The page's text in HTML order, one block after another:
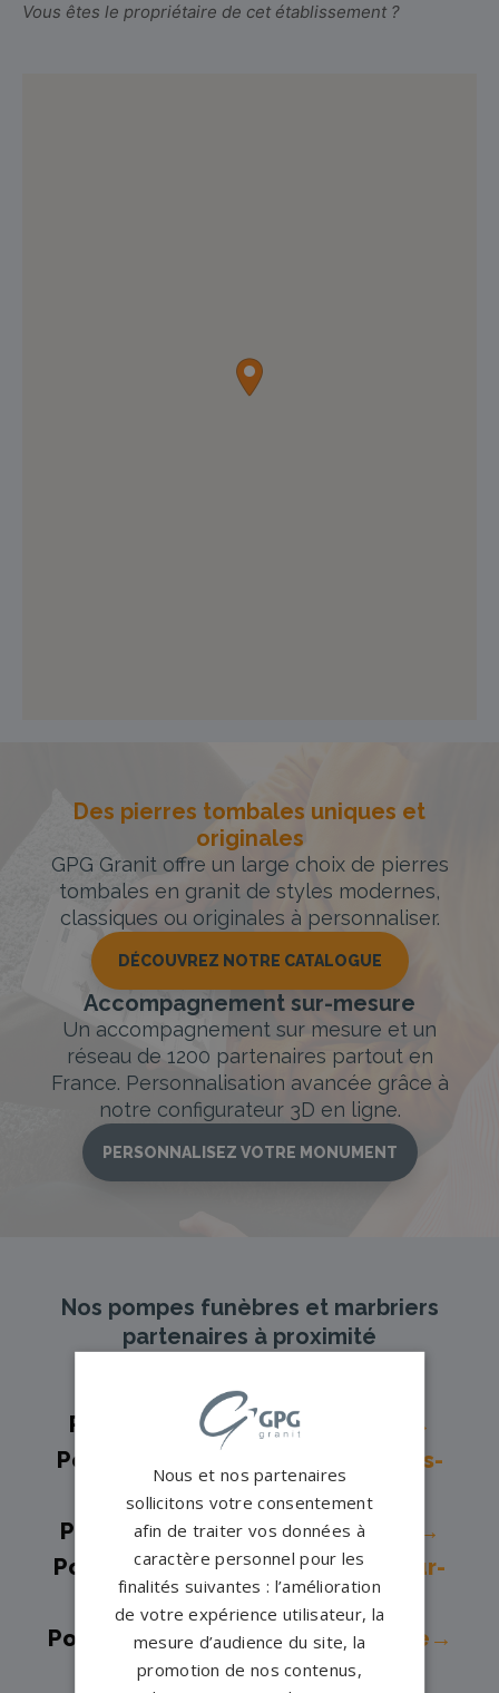
Vous êtes le propriétaire de cet établissement ?
Des pierres tombales uniques et
originales
GPG Granit offre un large choix de pierres
tombales en granit de styles modernes,
classiques ou originales à personnaliser.
DÉCOUVREZ NOTRE CATALOGUE
Accompagnement sur-mesure
Un accompagnement sur mesure et un
réseau de 1200 partenaires partout en
France. Personnalisation avancée grâce à
notre configurateur 3D en ligne.
PERSONNALISEZ VOTRE MONUMENT
Nos pompes funèbres et marbriers
partenaires à proximité
Pompes funèbres -Argenteuil→
Pompes funèbres -
Arnouville-les-
gonesse→
Pompes funèbres - Beauchamp→
Pompes funèbres -Beaumont-sur-
Oise→
Pompes funèbres -Deuil-la-Barre→
Pompes funèbres -Domont→
Nous et nos partenaires
sollicitons votre consentement
afin de traiter vos données à
caractère personnel pour les
finalités suivantes : l’amélioration
de votre expérience utilisateur, la
mesure d’audience du site, la
promotion de nos contenus,